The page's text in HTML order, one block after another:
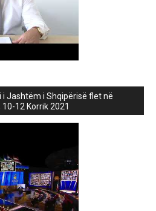
Jashtëm i Shqipërisë flet në
12 Korrik 2021